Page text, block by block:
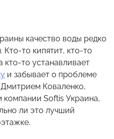
качество воды редко
то кипятит, кто-то
кто-то устанавливает
и забывает о проблеме
Коваленко,
Softis Украина,
ли это лучший